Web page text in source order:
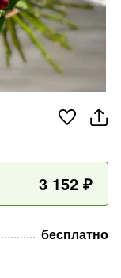
3 152 ₽
бесплатно